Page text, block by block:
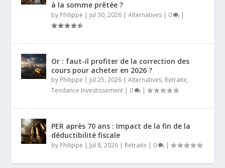
à la somme prêtée ?
by Philippe | Jul 30, 2026 |Alternatives | 0 |
Or : faut-il profiter de la correction des
cours pour acheter en 2026 ?
by Philippe | Jul 25, 2026 |Alternatives, Retraite,
Tendance Investissement | 0 |
PER après 70 ans : Impact de la fin de la
déductibilité fiscale
by Philippe | Jul 8, 2026 | Retraite | 0 |